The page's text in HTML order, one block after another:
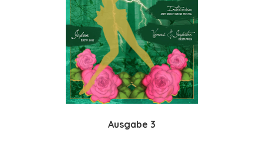
Ausgabe 3